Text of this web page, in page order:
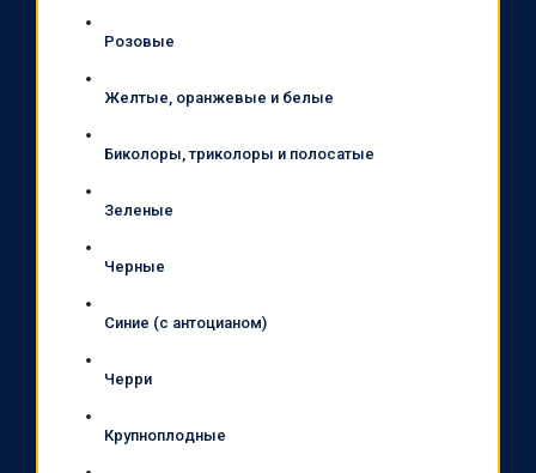
Розовые
Желтые, оранжевые и белые
Биколоры, триколоры и полосатые
Зеленые
Черные
Синие (с антоцианом)
Черри
Крупноплодные